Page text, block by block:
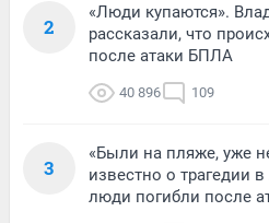
2
«Люди купаются».
рассказали, что
после атаки БПЛА
40 896 109
3
«Были на пляже, уже
известно о трагедии
люди погибли после